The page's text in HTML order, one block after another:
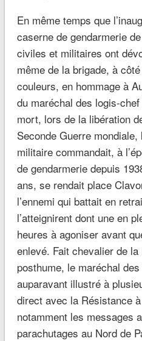
En même temps que
caserne de gendarmerie
civiles et militaires ont
même de la brigade, à
couleurs, en hommage à
du maréchal des logis-
mort, lors de la libération
Seconde Guerre
militaire commandait, à
de gendarmerie depuis
ans, se rendait place
l’ennemi qui battait en
l’atteignirent dont une en
heures à agoniser avant
enlevé. Fait chevalier de la
posthume, le maréchal
auparavant illustré à
direct avec la Résistance
notamment les messages
parachutages au Nord de